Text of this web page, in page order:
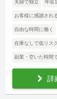
夫婦で独立 年収
お客様に感謝され
自由な時間に働く
在庫なしで低リスク
副業・空いた時間
詳